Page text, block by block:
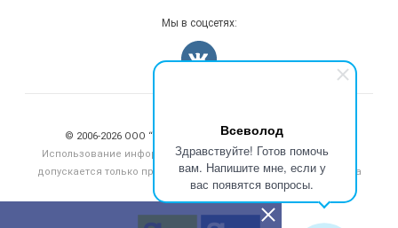
Всеволод
Здравствуйте! Готов помочь
вам. Напишите мне, если у
вас появятся вопросы.
Мы в соцсетях:
© 2006‑2026 ООО “Инлайн”. 12+ Все права защищены.
Использование информации, размещенной на данном сайте,
допускается только при размещении активной гиперссылки на
eqinfo.ru